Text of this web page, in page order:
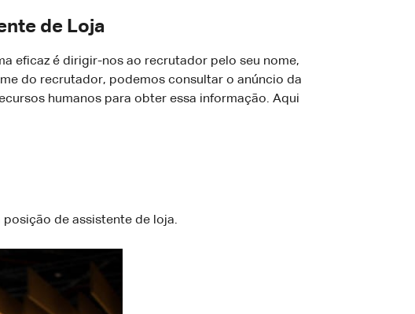
de Loja
eficaz é dirigir-nos ao recrutador pelo seu nome,
do recrutador, podemos consultar o anúncio da
humanos para obter essa informação. Aqui
de assistente de loja.